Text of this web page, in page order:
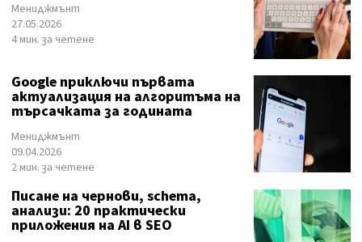
Мениджмънт
27.05.2026
4 мин. за четене
Google приключи първата
актуализация на алгоритъма на
търсачката за годината
Мениджмънт
09.04.2026
2 мин. за четене
Писане на чернови, schema,
анализи: 20 практически
приложения на AI в SEO